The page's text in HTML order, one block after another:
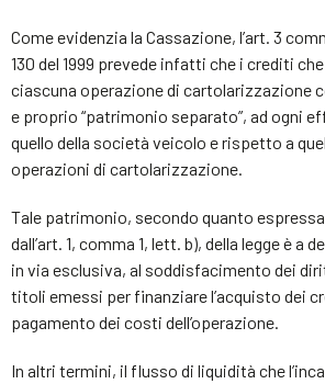
Come evidenzia la Cassazione, l’art. 3
130 del 1999 prevede infatti che i crediti
ciascuna operazione di cartolarizzazione
e proprio “patrimonio separato”, ad ogni
quello della società veicolo e rispetto a
operazioni di cartolarizzazione.
Tale patrimonio, secondo quanto
dall’art. 1, comma 1, lett. b), della legge è a
in via esclusiva, al soddisfacimento dei
titoli emessi per finanziare l’acquisto dei
pagamento dei costi dell’operazione.
In altri termini, il flusso di liquidità che